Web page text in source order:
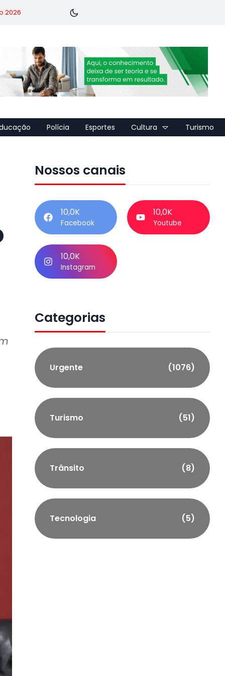
2026
Polícia Esportes Cultura Turismo
Nossos canais
10,0K
Facebook
10,0K
Youtube
10,0K
Instagram
Categorias
Urgente (1076)
Turismo (51)
Trânsito (8)
Tecnologia (5)